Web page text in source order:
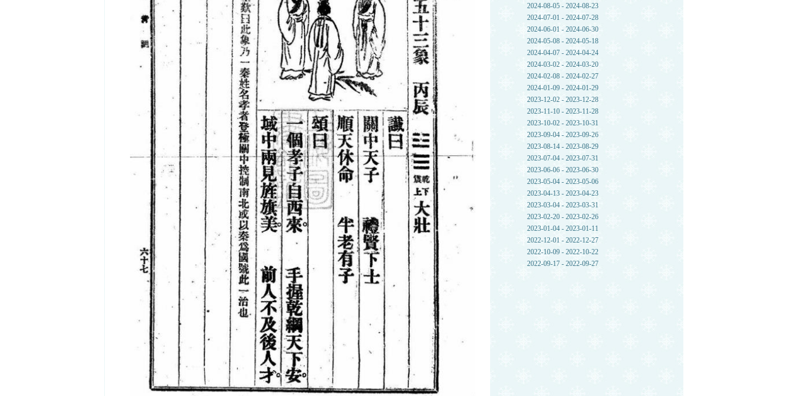
2024-08-05 - 2024-08-23
2024-07-01 - 2024-07-28
2024-06-01 - 2024-06-30
2024-05-08 - 2024-05-18
2024-04-07 - 2024-04-24
2024-03-02 - 2024-03-20
2024-02-08 - 2024-02-27
2024-01-09 - 2024-01-29
2023-12-02 - 2023-12-28
2023-11-10 - 2023-11-28
2023-10-02 - 2023-10-31
2023-09-04 - 2023-09-26
2023-08-14 - 2023-08-29
2023-07-04 - 2023-07-31
2023-06-06 - 2023-06-30
2023-05-04 - 2023-05-06
2023-04-13 - 2023-04-23
2023-03-04 - 2023-03-31
2023-02-20 - 2023-02-26
2023-01-04 - 2023-01-11
2022-12-01 - 2022-12-27
2022-10-09 - 2022-10-22
2022-09-17 - 2022-09-27